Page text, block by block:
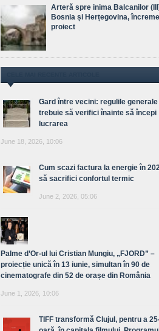
Arteră spre inima Balcanilor
Bosnia și Herțegovina,
proiect
Gard între vecini: regulile
trebuie să verifici înainte să începi
lucrarea
June 18, 2026, 10:06
Cum scazi factura la energie în
să sacrifici confortul termic
June 2, 2026, 05:06
Palme d’Or-ul lui Cristian Mungiu, „FJORD” –
proiecție unică în 13 iunie, simultan în 90 de
cinematografe din 52 de orașe din România
June 1, 2026, 10:06
TIFF transformă Clujul, pentru a